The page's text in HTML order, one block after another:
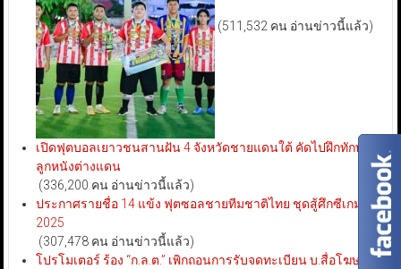
(511,532 คน อ่านข่าวนี้แล้ว)
เปิดฟุตบอลเยาวชนสานฝัน 4 จังหวัดชายแดนใต้ คัดไปฝึกทักษะ
ลูกหนังต่างแดน
(336,200 คน อ่านข่าวนี้แล้ว)
ประกาศรายชื่อ 14 แข้ง ฟุตซอลชายทีมชาติไทย ชุดสู้ศึกซีเกมส์
2025
(307,478 คน อ่านข่าวนี้แล้ว)
โปรโมเตอร์ ร้อง “ก.ล.ต.” เพิกถอนการรับจดทะเบียน บ.สื่อโฆษณา